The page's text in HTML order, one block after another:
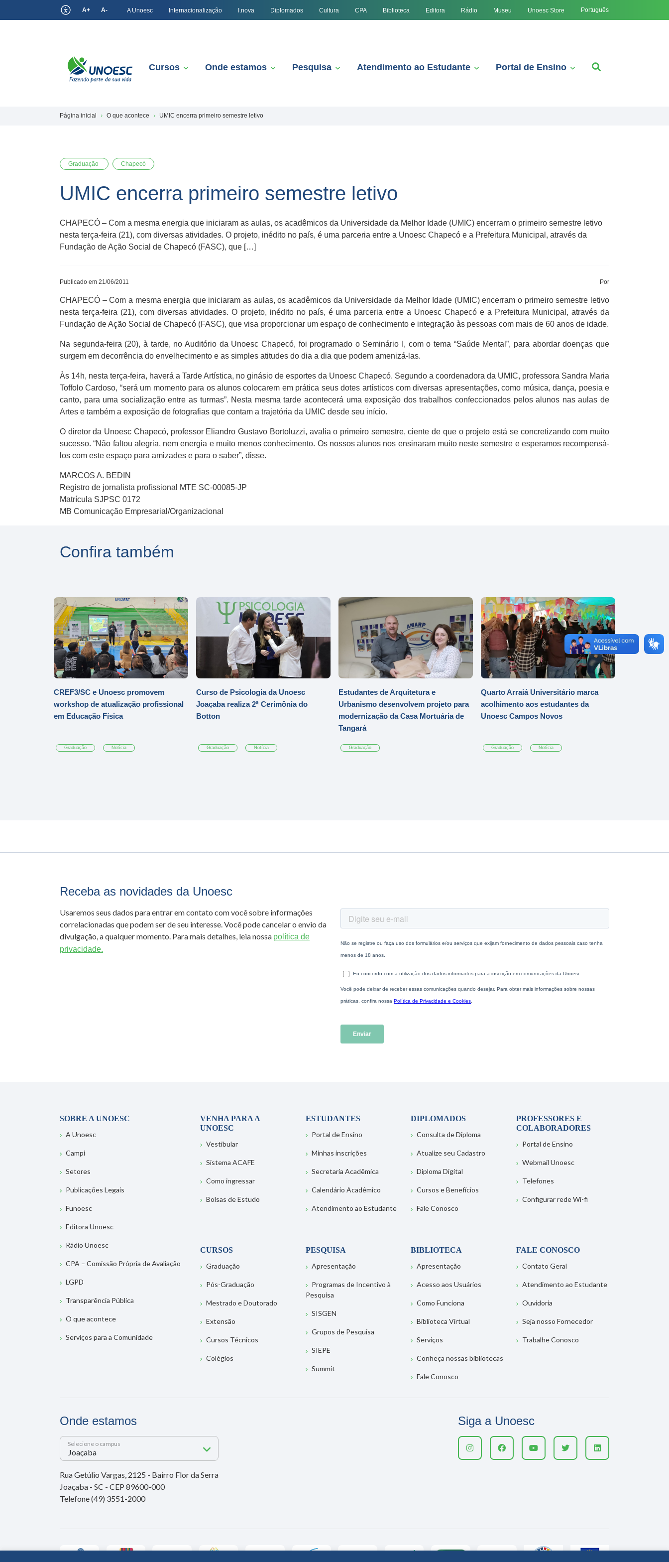
A+ A- A Unoesc Internacionalização I.nova Diplomados Cultura CPA Biblioteca Editora Rádio Museu Unoesc Store Português
Cursos Onde estamos Pesquisa Atendimento ao Estudante Portal de Ensino
Página inicial O que acontece UMIC encerra primeiro semestre letivo
Graduação Chapecó
UMIC encerra primeiro semestre letivo
CHAPECÓ – Com a mesma energia que iniciaram as aulas, os acadêmicos da Universidade da Melhor Idade (UMIC) encerram o primeiro semestre letivo
nesta terça-feira (21), com diversas atividades. O projeto, inédito no país, é uma parceria entre a Unoesc Chapecó e a Prefeitura Municipal, através da
Fundação de Ação Social de Chapecó (FASC), que […]
Publicado em 21/06/2011 Por
CHAPECÓ – Com a mesma energia que iniciaram as aulas, os acadêmicos da Universidade da Melhor Idade (UMIC) encerram o primeiro semestre letivo
nesta terça-feira (21), com diversas atividades. O projeto, inédito no país, é uma parceria entre a Unoesc Chapecó e a Prefeitura Municipal, através da
Fundação de Ação Social de Chapecó (FASC), que visa proporcionar um espaço de conhecimento e integração às pessoas com mais de 60 anos de idade.
Na segunda-feira (20), à tarde, no Auditório da Unoesc Chapecó, foi programado o Seminário I, com o tema “Saúde Mental”, para abordar doenças que
surgem em decorrência do envelhecimento e as simples atitudes do dia a dia que podem amenizá-las.
Às 14h, nesta terça-feira, haverá a Tarde Artística, no ginásio de esportes da Unoesc Chapecó. Segundo a coordenadora da UMIC, professora Sandra Maria
Toffolo Cardoso, “será um momento para os alunos colocarem em prática seus dotes artísticos com diversas apresentações, como música, dança, poesia e
canto, para uma socialização entre as turmas”. Nesta mesma tarde acontecerá uma exposição dos trabalhos confeccionados pelos alunos nas aulas de
Artes e também a exposição de fotografias que contam a trajetória da UMIC desde seu início.
O diretor da Unoesc Chapecó, professor Eliandro Gustavo Bortoluzzi, avalia o primeiro semestre, ciente de que o projeto está se concretizando com muito
sucesso. “Não faltou alegria, nem energia e muito menos conhecimento. Os nossos alunos nos ensinaram muito neste semestre e esperamos recompensá-
los com este espaço para amizades e para o saber”, disse.
MARCOS A. BEDIN
Registro de jornalista profissional MTE SC-00085-JP
Matrícula SJPSC 0172
MB Comunicação Empresarial/Organizacional
Confira também
CREF3/SC e Unoesc promovem
workshop de atualização profissional
em Educação Física
Graduação Notícia
Curso de Psicologia da Unoesc
Joaçaba realiza 2ª Cerimônia do
Botton
Graduação Notícia
Estudantes de Arquitetura e
Urbanismo desenvolvem projeto para
modernização da Casa Mortuária de
Tangará
Graduação
Quarto Arraiá Universitário marca
acolhimento aos estudantes da
Unoesc Campos Novos
Graduação Notícia
Receba as novidades da Unoesc
Usaremos seus dados para entrar em contato com você sobre informações
correlacionadas que podem ser de seu interesse. Você pode cancelar o envio da
divulgação, a qualquer momento. Para mais detalhes, leia nossa política de
privacidade.
SOBRE A UNOESC
A Unoesc
Campi
Setores
Publicações Legais
Funoesc
Editora Unoesc
Rádio Unoesc
CPA – Comissão Própria de Avaliação
LGPD
Transparência Pública
O que acontece
Serviços para a Comunidade
VENHA PARA A
UNOESC
Vestibular
Sistema ACAFE
Como ingressar
Bolsas de Estudo
ESTUDANTES
Portal de Ensino
Minhas inscrições
Secretaria Acadêmica
Calendário Acadêmico
Atendimento ao Estudante
DIPLOMADOS
Consulta de Diploma
Atualize seu Cadastro
Diploma Digital
Cursos e Benefícios
Fale Conosco
PROFESSORES E
COLABORADORES
Portal de Ensino
Webmail Unoesc
Telefones
Configurar rede Wi-fi
CURSOS
Graduação
Pós-Graduação
Mestrado e Doutorado
Extensão
Cursos Técnicos
Colégios
PESQUISA
Apresentação
Programas de Incentivo à
Pesquisa
SISGEN
Grupos de Pesquisa
SIEPE
Summit
BIBLIOTECA
Apresentação
Acesso aos Usuários
Como Funciona
Biblioteca Virtual
Serviços
Conheça nossas bibliotecas
Fale Conosco
FALE CONOSCO
Contato Geral
Atendimento ao Estudante
Ouvidoria
Seja nosso Fornecedor
Trabalhe Conosco
Onde estamos
Selecione o campus
Rua Getúlio Vargas, 2125 - Bairro Flor da Serra
Joaçaba - SC - CEP 89600-000
Telefone (49) 3551-2000
Siga a Unoesc